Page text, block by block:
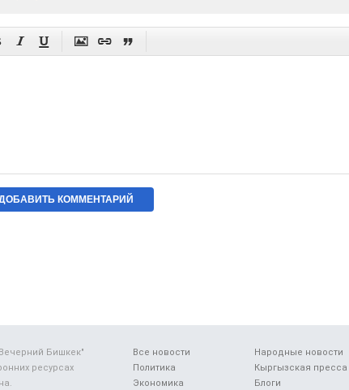
    
Все новости
Политика
Экономика
Народные новости
Кыргызская пресса
Блоги
Бишкек"
ресурсах